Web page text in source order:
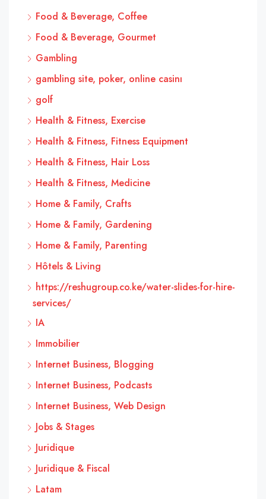
Food & Beverage, Coffee
Food & Beverage, Gourmet
Gambling
gambling site, poker, online casinı
golf
Health & Fitness, Exercise
Health & Fitness, Fitness Equipment
Health & Fitness, Hair Loss
Health & Fitness, Medicine
Home & Family, Crafts
Home & Family, Gardening
Home & Family, Parenting
Hôtels & Living
https://reshugroup.co.ke/water-slides-for-hire-
services/
IA
Immobilier
Internet Business, Blogging
Internet Business, Podcasts
Internet Business, Web Design
Jobs & Stages
Juridique
Juridique & Fiscal
Latam